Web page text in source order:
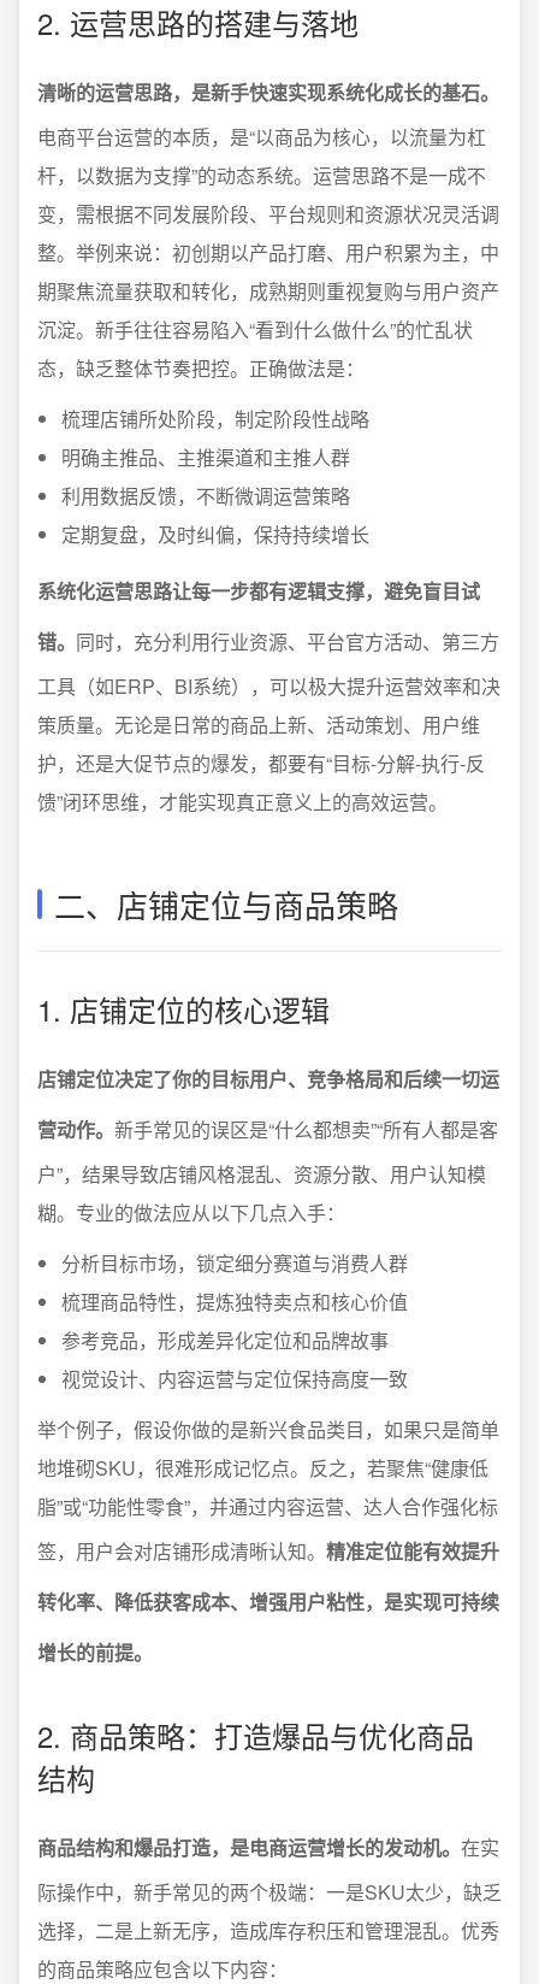
2. 运营思路的搭建与落地
清晰的运营思路，是新手快速实现系统化成长的基石。
电商平台运营的本质，是“以商品为核心，以流量为杠
杆，以数据为支撑”的动态系统。运营思路不是一成不
变，需根据不同发展阶段、平台规则和资源状况灵活调
整。举例来说：初创期以产品打磨、用户积累为主，中
期聚焦流量获取和转化，成熟期则重视复购与用户资产
沉淀。新手往往容易陷入“看到什么做什么”的忙乱状
态，缺乏整体节奏把控。正确做法是：
梳理店铺所处阶段，制定阶段性战略
明确主推品、主推渠道和主推人群
利用数据反馈，不断微调运营策略
定期复盘，及时纠偏，保持持续增长
系统化运营思路让每一步都有逻辑支撑，避免盲目试
错。 同时，充分利用行业资源、平台官方活动、第三方
工具（如ERP、BI系统），可以极大提升运营效率和决
策质量。无论是日常的商品上新、活动策划、用户维
护，还是大促节点的爆发，都要有“目标-分解-执行-反
馈”闭环思维，才能实现真正意义上的高效运营。
二、店铺定位与商品策略
1. 店铺定位的核心逻辑
店铺定位决定了你的目标用户、竞争格局和后续一切运
营动作。 新手常见的误区是“什么都想卖”“所有人都是客
户”，结果导致店铺风格混乱、资源分散、用户认知模
糊。专业的做法应从以下几点入手：
分析目标市场，锁定细分赛道与消费人群
梳理商品特性，提炼独特卖点和核心价值
参考竞品，形成差异化定位和品牌故事
视觉设计、内容运营与定位保持高度一致
举个例子，假设你做的是新兴食品类目，如果只是简单
地堆砌SKU，很难形成记忆点。反之，若聚焦“健康低
脂”或“功能性零食”，并通过内容运营、达人合作强化标
签，用户会对店铺形成清晰认知。 精准定位能有效提升
转化率、降低获客成本、增强用户粘性，是实现可持续
增长的前提。
2. 商品策略：打造爆品与优化商品
结构
商品结构和爆品打造，是电商运营增长的发动机。 在实
际操作中，新手常见的两个极端：一是SKU太少，缺乏
选择，二是上新无序，造成库存积压和管理混乱。优秀
的商品策略应包含以下内容：